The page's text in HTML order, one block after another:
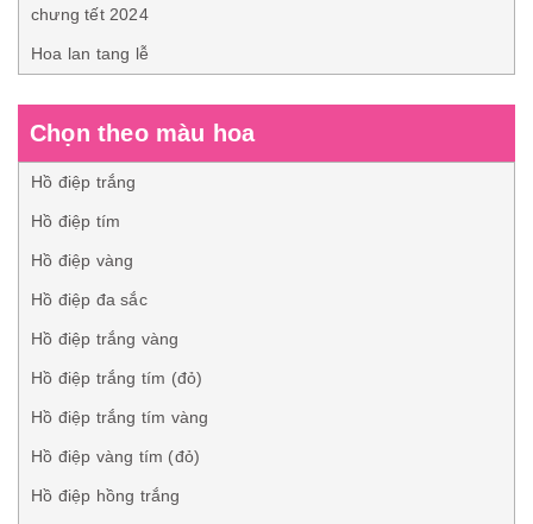
chưng tết 2024
Hoa lan tang lễ
Chọn theo màu hoa
Hồ điệp trắng
Hồ điệp tím
Hồ điệp vàng
Hồ điệp đa sắc
Hồ điệp trắng vàng
Hồ điệp trắng tím (đỏ)
Hồ điệp trắng tím vàng
Hồ điệp vàng tím (đỏ)
Hồ điệp hồng trắng